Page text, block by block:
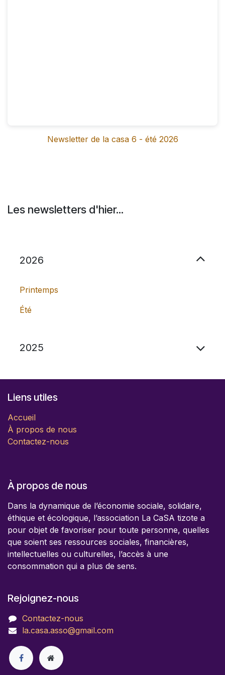
Newsletter de la casa 6 - été 2026
Les newsletters d'hier...
202​6
Printemps
Été
202​5
Liens utiles
Accueil
À propos de nous
Contactez-nous
À propos de nous
Dans la dynamique de l’économie sociale, solidaire,
éthique et écologique, l’association La CaSA tizote a
pour objet de favoriser pour toute personne, quelles
que soient ses ressources sociales, financières,
intellectuelles ou culturelles, l’accès à une
consommation qui a plus de sens.
Rejoignez-nous
Contactez-nous
la.casa.asso@gmail.com